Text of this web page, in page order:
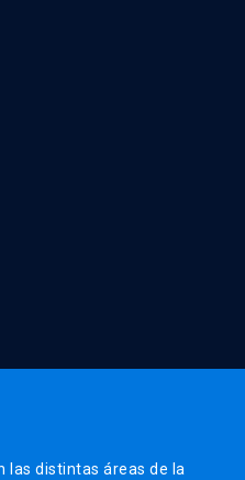
las distintas áreas de la